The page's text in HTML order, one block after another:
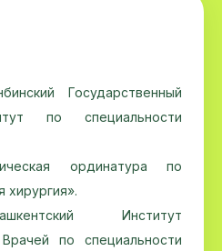
Государственный
по специальности
ординатура по
хирургия».
Институт
по специальности